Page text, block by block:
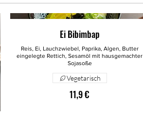
Ei Bibimbap
Reis, Ei, Lauchzwiebel, Paprika, Algen, Butter
eingelegte Rettich, Sesamöl mit hausgemachter
Sojasoße
11,9 €
Vegetarisch